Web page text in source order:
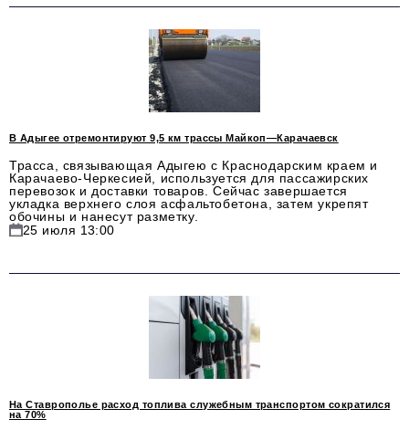
Технологии
Транспорт
Ритейл
Телеком
Авторские материалы
В Адыгее отремонтируют 9,5 км трассы Майкоп—Карачаевск
Трасса, связывающая Адыгею с Краснодарским краем и
Карачаево-Черкесией, используется для пассажирских
перевозок и доставки товаров. Сейчас завершается
укладка верхнего слоя асфальтобетона, затем укрепят
обочины и нанесут разметку.
25 июля 13:00
На Ставрополье расход топлива служебным транспортом сократился
на 70%